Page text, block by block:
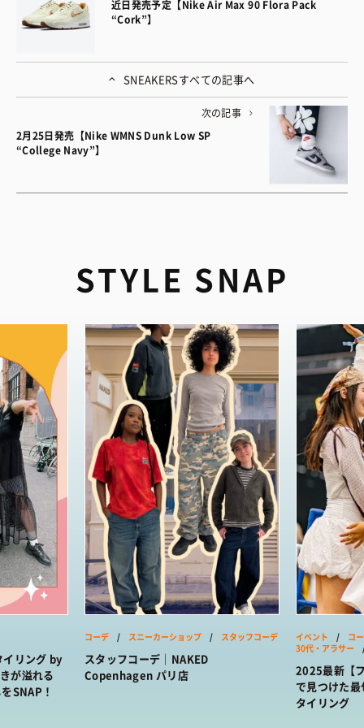
近日発売予定【Nike Air Max 90 Flora Pack
“Cork”】
SNEAKERSすべての記事へ
次の記事
2月25日発売【Nike WMNS Dunk Low SP
“College Navy”】
STYLE SNAP
リング by
が溢れる
SNAP！
コーデ / スニーカーショップ / スタッフコーデ
スタッフコーデ｜NAKED
Copenhagen パリ店
イベント / コ
30代・アラサー
2025最新【
で見つけた
タイリング